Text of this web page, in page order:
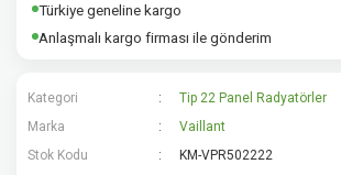
Türkiye geneline kargo
Anlaşmalı kargo firması ile gönderim
Kategori
Tip 22 Panel Radyatörler
Marka
Vaillant
Stok Kodu
KM-VPR502222